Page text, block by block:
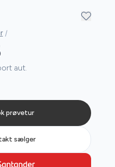
/
aut.
prøvetur
sælger